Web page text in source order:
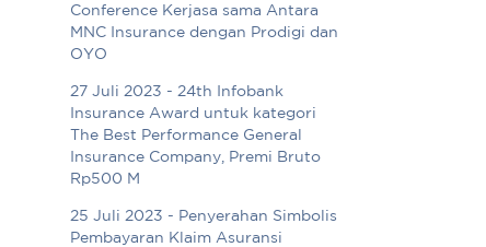
Conference Kerjasa sama Antara
MNC Insurance dengan Prodigi dan
OYO
27 Juli 2023 - 24th Infobank
Insurance Award untuk kategori
The Best Performance General
Insurance Company, Premi Bruto
Rp500 M
25 Juli 2023 - Penyerahan Simbolis
Pembayaran Klaim Asuransi